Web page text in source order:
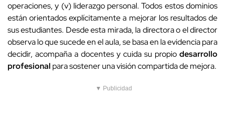
operaciones, y (v) liderazgo personal. Todos estos dominios
están orientados explícitamente a mejorar los resultados de
sus estudiantes. Desde esta mirada, la directora o el director
observa lo que sucede en el aula, se basa en la evidencia para
decidir, acompaña a docentes y cuida su propio desarrollo
profesional para sostener una visión compartida de mejora.
▼ Publicidad